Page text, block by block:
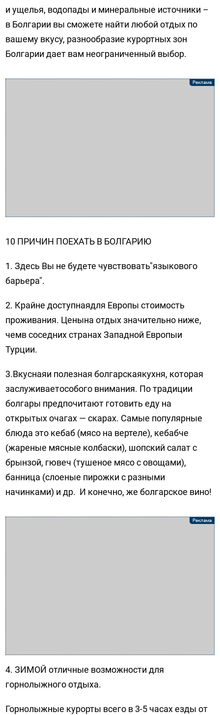
и ущелья, водопады и минеральные источники –
в Болгарии вы сможете найти любой отдых по
вашему вкусу, разнообразие курортных зон
Болгарии дает вам неограниченный выбор.
10 ПРИЧИН ПОЕХАТЬ В БОЛГАРИЮ
1. Здесь Вы не будете чувствовать"языкового
барьера".
2. Крайне доступнаядля Европы стоимость
проживания. Ценына отдых значительно ниже,
чемв соседних странах Западной Европыи
Турции.
3.Вкуснаяи полезная болгарскаякухня, которая
заслуживаетособого внимания. По традиции
болгары предпочитают готовить еду на
открытых очагах — скарах. Самые популярные
блюда это кебаб (мясо на вертеле), кебабче
(жареные мясные колбаски), шопский салат с
брынзой, гювеч (тушеное мясо с овощами),
банница (слоеные пирожки с разными
начинками) и др. И конечно, же болгарское вино!
4. ЗИМОЙ отличные возможности для
горнолыжного отдыха.
Горнолыжные курорты всего в 3-5 часах езды от